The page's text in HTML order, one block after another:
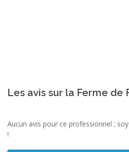
Les avis sur la Ferme de
Aucun avis pour ce professionnel ;
!